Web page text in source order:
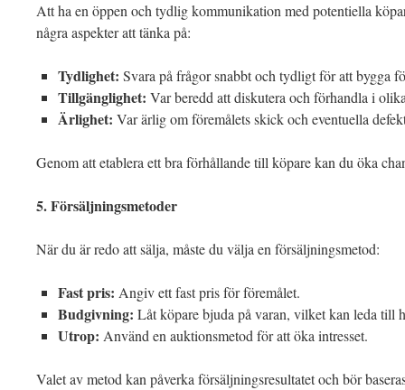
Att ha en öppen och tydlig kommunikation med potentiella
några aspekter att tänka på:
Tydlighet: Svara på frågor snabbt och tydligt för att bygga
Tillgänglighet: Var beredd att diskutera och förhandla i
Ärlighet: Var ärlig om föremålets skick och eventuella
Genom att etablera ett bra förhållande till köpare kan du öka
5. Försäljningsmetoder
När du är redo att sälja, måste du välja en försäljningsmetod:
Fast pris: Angiv ett fast pris för föremålet.
Budgivning: Låt köpare bjuda på varan, vilket kan leda till
Utrop: Använd en auktionsmetod för att öka intresset.
Valet av metod kan påverka försäljningsresultatet och bör